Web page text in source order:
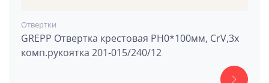
Отвертки
GREPP Отвертка крестовая PH0*100мм, CrV,3х
комп.рукоятка 201-015/240/12